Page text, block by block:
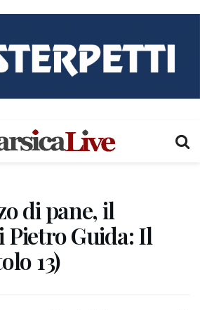
di pane, il
Pietro Guida: Il
13)